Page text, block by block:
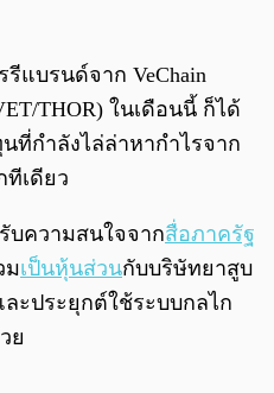
แบรนด์จาก VeChain
THOR) ในเดือนนี้ ก็ได้
ที่กำลังไล่ล่าหากำไรจาก
เดียว
บความสนใจจากสื่อภาครัฐ
มเป็นหุ้นส่วนกับบริษัทยาสูบ
ะประยุกต์ใช้ระบบกลไก
ย